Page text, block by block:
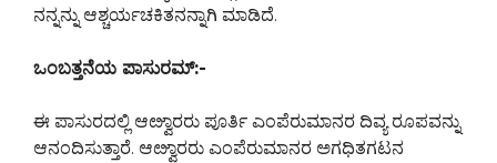
ನನ್ನನ್ನು ಆಶ್ಚರ್ಯಚಕಿತನನ್ನಾಗಿ ಮಾಡಿದೆ.
ಒಂಬತ್ತನೆಯ ಪಾಸುರಮ್:-
ಈ ಪಾಸುರದಲ್ಲಿ ಆೞ್ವಾರರು ಪೂರ್ತಿ ಎಂಪೆರುಮಾನರ ದಿವ್ಯ ರೂಪವನ್ನು
ಆನಂದಿಸುತ್ತಾರೆ. ಆೞ್ವಾರರು ಎಂಪೆರುಮಾನರ ಅಗಧಿತಗಟನ